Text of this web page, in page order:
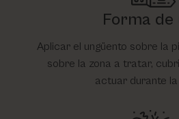
Forma de
Aplicar el ungüento sobre la
sobre la zona a tratar,
actuar durante la